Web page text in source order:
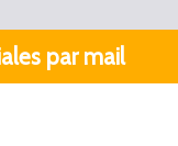
par mail